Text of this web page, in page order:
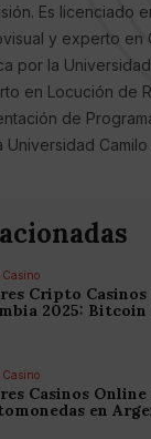
Es licenciado
y experto en
por la
en Locución de
de
Universidad
Cripto Casinos
2025: Bitcoin
Casinos
en